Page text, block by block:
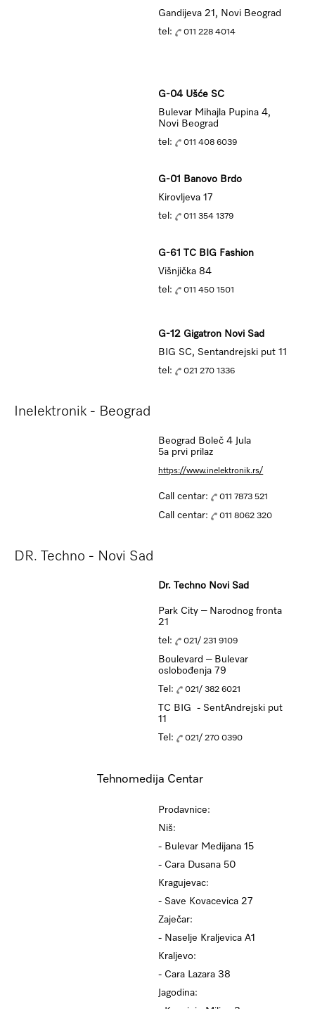
Gandijeva 21, Novi Beograd
tel:
011 228 4014
G-04 Ušće SC
Bulevar Mihajla Pupina 4,
Novi Beograd
tel:
011 408 6039
G-01 Banovo Brdo
Kirovljeva 17
tel:
011 354 1379
G-61 TC BIG Fashion
Višnjička 84
tel:
011 450 1501
G-12 Gigatron Novi Sad
BIG SC, Sentandrejski put 11
tel:
021 270 1336
Inelektronik - Beograd
Beograd Boleč 4 Jula
5a prvi prilaz
https://www.inelektronik.rs/
Call centar: 011 7873 521
Call centar: 011 8062 320
DR. Techno - Novi Sad
Dr. Techno Novi Sad
Park City – Narodnog fronta
21
tel:
021/ 231 9109
Boulevard – Bulevar
oslobođenja 79
Tel:
021/ 382 6021
TC BIG - SentAndrejski put
11
Tel:
021/ 270 0390
Tehnomedija Centar
Prodavnice:
Niš:
- Bulevar Medijana 15
- Cara Dusana 50
Kragujevac:
- Save Kovacevica 27
Zaječar:
- Naselje Kraljevica A1
Kraljevo:
- Cara Lazara 38
Jagodina: